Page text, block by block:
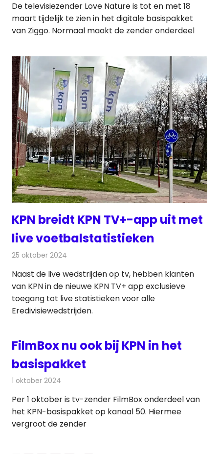
De televisiezender Love Nature is tot en met 18
maart tijdelijk te zien in het digitale basispakket
van Ziggo. Normaal maakt de zender onderdeel
KPN breidt KPN TV+-app uit met
live voetbalstatistieken
25 oktober 2024
Naast de live wedstrijden op tv, hebben klanten
van KPN in de nieuwe KPN TV+ app exclusieve
toegang tot live statistieken voor alle
Eredivisiewedstrijden.
FilmBox nu ook bij KPN in het
basispakket
1 oktober 2024
Per 1 oktober is tv-zender FilmBox onderdeel van
het KPN-basispakket op kanaal 50. Hiermee
vergroot de zender